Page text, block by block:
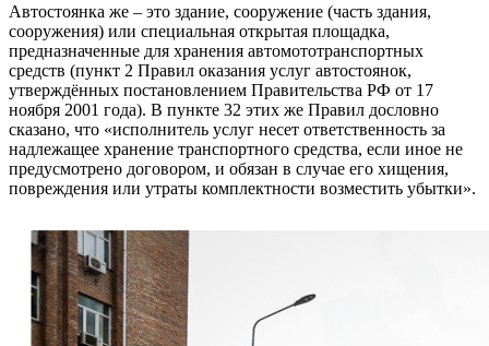
Автостоянка же – это здание, сооружение (часть здания,
сооружения) или специальная открытая площадка,
предназначенные для хранения автомототранспортных
средств (пункт 2 Правил оказания услуг автостоянок,
утверждённых постановлением Правительства РФ от 17
ноября 2001 года). В пункте 32 этих же Правил дословно
сказано, что «исполнитель услуг несет ответственность за
надлежащее хранение транспортного средства, если иное не
предусмотрено договором, и обязан в случае его хищения,
повреждения или утраты комплектности возместить убытки».